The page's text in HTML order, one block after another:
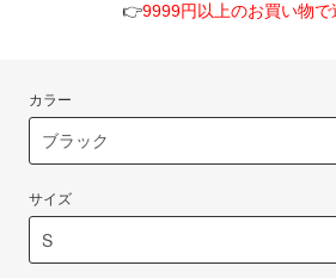
👉9999円以上のお買い物で
カラー
サイズ